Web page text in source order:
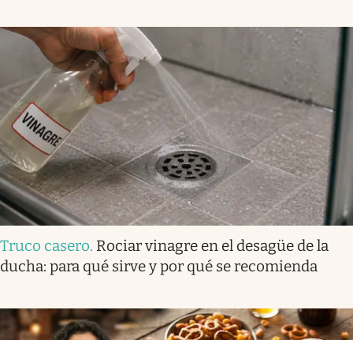
Truco casero. Rociar vinagre en el desagüe de la
ducha: para qué sirve y por qué se recomienda